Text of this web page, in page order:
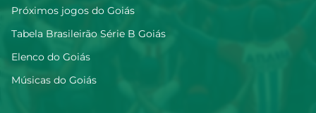
Próximos jogos do Goiás
Tabela Brasileirão Série B Goiás
Elenco do Goiás
Músicas do Goiás